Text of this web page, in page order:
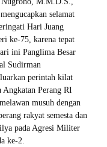
selamat
Hari Juang
ke-75, karena tepat
ini Panglima Besar
Sudirman
perintah kilat
Angkatan Perang RI
musuh dengan
rakyat semesta dan
pada Agresi Militer
ke-2.